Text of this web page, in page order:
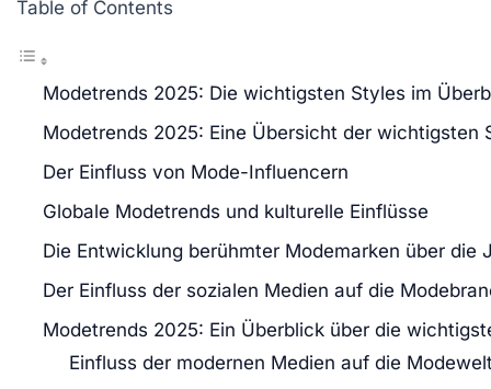
Table of Contents
Modetrends 2025: Die wichtigsten Styles im
Modetrends 2025: Eine Übersicht der wichtigsten
Der Einfluss von Mode-Influencern
Globale Modetrends und kulturelle Einflüsse
Die Entwicklung berühmter Modemarken über die
Der Einfluss der sozialen Medien auf die
Modetrends 2025: Ein Überblick über die
Einfluss der modernen Medien auf die